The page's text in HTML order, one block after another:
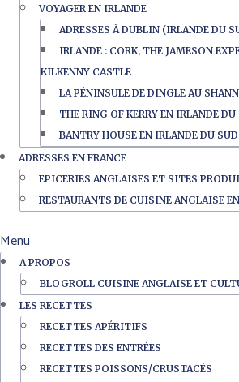
VOYAGER EN IRLANDE
ADRESSES À DUBLIN (IRLANDE DU
IRLANDE : CORK, THE JAMESON
KILKENNY CASTLE
LA PÉNINSULE DE DINGLE AU
THE RING OF KERRY EN IRLANDE DU
BANTRY HOUSE EN IRLANDE DU SUD
ADRESSES EN FRANCE
EPICERIES ANGLAISES ET SITES
RESTAURANTS DE CUISINE ANGLAISE
Menu
A PROPOS
BLOGROLL CUISINE ANGLAISE ET
LES RECETTES
RECETTES APÉRITIFS
RECETTES DES ENTRÉES
RECETTES POISSONS/CRUSTACÉS